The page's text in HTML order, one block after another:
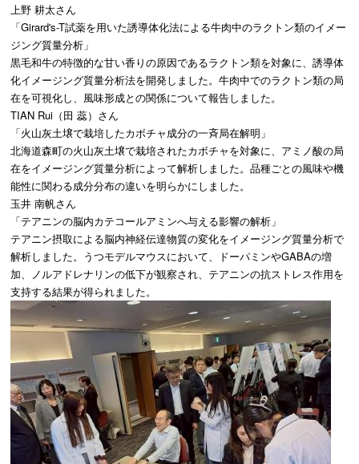
上野 耕太さん
「Girard's-T試薬を用いた誘導体化法による牛肉中のラクトン類のイメー
ジング質量分析」
黒毛和牛の特徴的な甘い香りの原因であるラクトン類を対象に、誘導体
化イメージング質量分析法を開発しました。牛肉中でのラクトン類の局
在を可視化し、風味形成との関係について報告しました。
TIAN Rui（田 蕊）さん
「火山灰土壌で栽培したカボチャ成分の一斉局在解明」
北海道森町の火山灰土壌で栽培されたカボチャを対象に、アミノ酸の局
在をイメージング質量分析によって解析しました。品種ごとの風味や機
能性に関わる成分分布の違いを明らかにしました。
玉井 南帆さん
「テアニンの脳内カテコールアミンへ与える影響の解析」
テアニン摂取による脳内神経伝達物質の変化をイメージング質量分析で
解析しました。うつモデルマウスにおいて、ドーパミンやGABAの増
加、ノルアドレナリンの低下が観察され、テアニンの抗ストレス作用を
支持する結果が得られました。